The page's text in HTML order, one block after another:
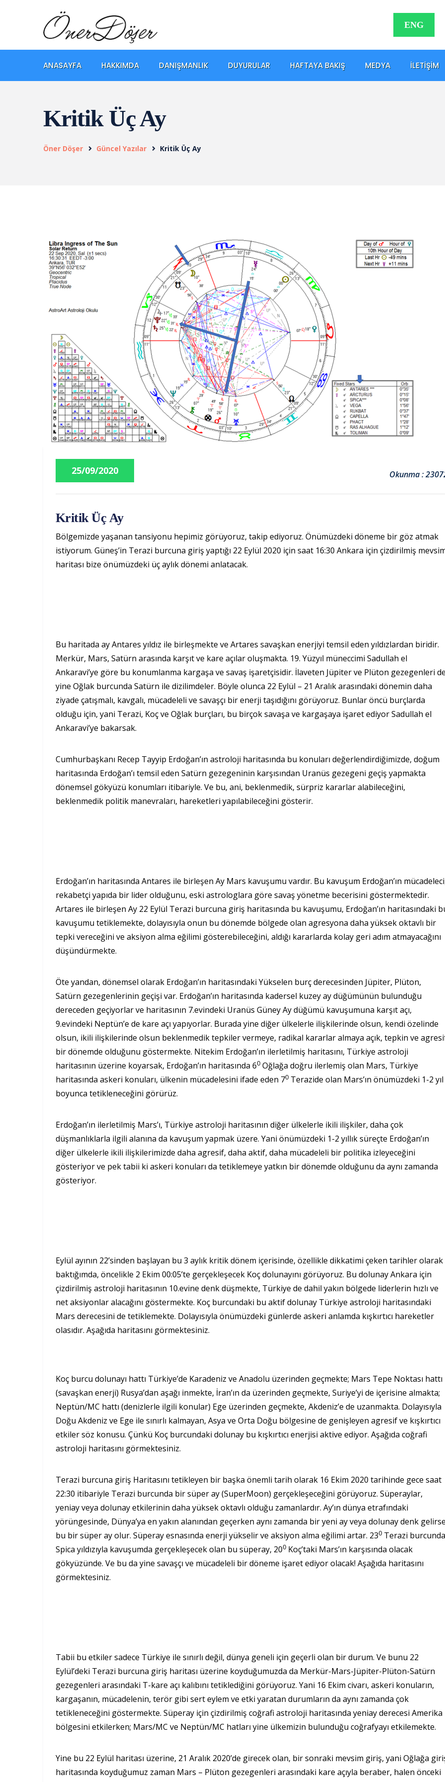
ENG
ANASAYFA HAKKIMDA DANIŞMANLIK DUYURULAR HAFTAYA BAKIŞ MEDYA İLETIŞIM
Kritik Üç Ay
Öner Döşer Güncel Yazılar Kritik Üç Ay
25/09/2020 Okunma :
Kritik Üç Ay
Bölgemizde yaşanan tansiyonu hepimiz görüyoruz, takip ediyoruz. Önümüzdeki döneme bir göz atmak
istiyorum. Güneş’in Terazi burcuna giriş yaptığı 22 Eylül 2020 için saat 16:30 Ankara için çizdirilmiş
haritası bize önümüzdeki üç aylık dönemi anlatacak.
Bu haritada ay Antares yıldız ile birleşmekte ve Artares savaşkan enerjiyi temsil eden yıldızlardan biridir.
Merkür, Mars, Satürn arasında karşıt ve kare açılar oluşmakta. 19. Yüzyıl müneccimi Sadullah el
Ankaravi’ye göre bu konumlanma kargaşa ve savaş işaretçisidir. İlaveten Jüpiter ve Plüton gezegenleri
yine Oğlak burcunda Satürn ile dizilimdeler. Böyle olunca 22 Eylül – 21 Aralık arasındaki dönemin daha
ziyade çatışmalı, kavgalı, mücadeleli ve savaşçı bir enerji taşıdığını görüyoruz. Bunlar öncü burçlarda
olduğu için, yani Terazi, Koç ve Oğlak burçları, bu birçok savaşa ve kargaşaya işaret ediyor Sadullah el
Ankaravi’ye bakarsak.
Cumhurbaşkanı Recep Tayyip Erdoğan’ın astroloji haritasında bu konuları değerlendirdiğimizde, doğum
haritasında Erdoğan’ı temsil eden Satürn gezegeninin karşısından Uranüs gezegeni geçiş yapmakta
dönemsel gökyüzü konumları itibariyle. Ve bu, ani, beklenmedik, sürpriz kararlar alabileceğini,
beklenmedik politik manevraları, hareketleri yapılabileceğini gösterir.
Erdoğan’ın haritasında Antares ile birleşen Ay Mars kavuşumu vardır. Bu kavuşum Erdoğan’ın
rekabetçi yapıda bir lider olduğunu, eski astrologlara göre savaş yönetme becerisini göstermektedir.
Artares ile birleşen Ay 22 Eylül Terazi burcuna giriş haritasında bu kavuşumu, Erdoğan’ın haritasındaki
kavuşumu tetiklemekte, dolayısıyla onun bu dönemde bölgede olan agresyona daha yüksek oktavlı bir
tepki vereceğini ve aksiyon alma eğilimi gösterebileceğini, aldığı kararlarda kolay geri adım atmayacağını
düşündürmekte.
Öte yandan, dönemsel olarak Erdoğan’ın haritasındaki Yükselen burç derecesinden Jüpiter, Plüton,
Satürn gezegenlerinin geçişi var. Erdoğan’ın haritasında kadersel kuzey ay düğümünün bulunduğu
dereceden geçiyorlar ve haritasının 7.evindeki Uranüs Güney Ay düğümü kavuşumuna karşıt açı,
9.evindeki Neptün’e de kare açı yapıyorlar. Burada yine diğer ülkelerle ilişkilerinde olsun, kendi özelinde
olsun, ikili ilişkilerinde olsun beklenmedik tepkiler vermeye, radikal kararlar almaya açık, tepkin ve
bir dönemde olduğunu göstermekte. Nitekim Erdoğan’ın ilerletilmiş haritasını, Türkiye astroloji
haritasının üzerine koyarsak, Erdoğan’ın haritasında 60 Oğlağa doğru ilerlemiş olan Mars, Türkiye
haritasında askeri konuları, ülkenin mücadelesini ifade eden 70 Terazide olan Mars’ın önümüzdeki 1-2 yıl
boyunca tetikleneceğini görürüz.
Erdoğan’ın ilerletilmiş Mars’ı, Türkiye astroloji haritasının diğer ülkelerle ikili ilişkiler, daha çok
düşmanlıklarla ilgili alanına da kavuşum yapmak üzere. Yani önümüzdeki 1-2 yıllık süreçte Erdoğan’ın
diğer ülkelerle ikili ilişkilerimizde daha agresif, daha aktif, daha mücadeleli bir politika izleyeceğini
gösteriyor ve pek tabii ki askeri konuları da tetiklemeye yatkın bir dönemde olduğunu da aynı zamanda
gösteriyor.
Eylül ayının 22’sinden başlayan bu 3 aylık kritik dönem içerisinde, özellikle dikkatimi çeken tarihler olarak
baktığımda, öncelikle 2 Ekim 00:05’te gerçekleşecek Koç dolunayını görüyoruz. Bu dolunay Ankara için
çizdirilmiş astroloji haritasının 10.evine denk düşmekte, Türkiye de dahil yakın bölgede liderlerin hızlı ve
net aksiyonlar alacağını göstermekte. Koç burcundaki bu aktif dolunay Türkiye astroloji haritasındaki
Mars derecesini de tetiklemekte. Dolayısıyla önümüzdeki günlerde askeri anlamda kışkırtıcı hareketler
olasıdır. Aşağıda haritasını görmektesiniz.
Koç burcu dolunayı hattı Türkiye’de Karadeniz ve Anadolu üzerinden geçmekte; Mars Tepe Noktası hattı
(savaşkan enerji) Rusya’dan aşağı inmekte, İran’ın da üzerinden geçmekte, Suriye’yi de içerisine almakta;
Neptün/MC hattı (denizlerle ilgili konular) Ege üzerinden geçmekte, Akdeniz’e de uzanmakta. Dolayısıyla
Doğu Akdeniz ve Ege ile sınırlı kalmayan, Asya ve Orta Doğu bölgesine de genişleyen agresif ve kışkırtıcı
etkiler söz konusu. Çünkü Koç burcundaki dolunay bu kışkırtıcı enerjisi aktive ediyor. Aşağıda coğrafi
astroloji haritasını görmektesiniz.
Terazi burcuna giriş Haritasını tetikleyen bir başka önemli tarih olarak 16 Ekim 2020 tarihinde gece saat
22:30 itibariyle Terazi burcunda bir süper ay (SuperMoon) gerçekleşeceğini görüyoruz. Süperaylar,
yeniay veya dolunay etkilerinin daha yüksek oktavlı olduğu zamanlardır. Ay’ın dünya etrafındaki
yörüngesinde, Dünya’ya en yakın alanından geçerken aynı zamanda bir yeni ay veya dolunay denk
bu bir süper ay olur. Süperay esnasında enerji yükselir ve aksiyon alma eğilimi artar. 230 Terazi burcunda
Spica yıldızıyla kavuşumda gerçekleşecek olan bu süperay, 200 Koç’taki Mars’ın karşısında olacak
gökyüzünde. Ve bu da yine savaşçı ve mücadeleli bir döneme işaret ediyor olacak! Aşağıda haritasını
görmektesiniz.
Tabii bu etkiler sadece Türkiye ile sınırlı değil, dünya geneli için geçerli olan bir durum. Ve bunu 22
Eylül’deki Terazi burcuna giriş haritası üzerine koyduğumuzda da Merkür-Mars-Jüpiter-Plüton-Satürn
gezegenleri arasındaki T-kare açı kalıbını tetiklediğini görüyoruz. Yani 16 Ekim civarı, askeri konuların,
kargaşanın, mücadelenin, terör gibi sert eylem ve etki yaratan durumların da aynı zamanda çok
tetikleneceğini göstermekte. Süperay için çizdirilmiş coğrafi astroloji haritasında yeniay derecesi Amerika
bölgesini etkilerken; Mars/MC ve Neptün/MC hatları yine ülkemizin bulunduğu coğrafyayı etkilemekte.
Yine bu 22 Eylül haritası üzerine, 21 Aralık 2020’de girecek olan, bir sonraki mevsim giriş, yani Oğlağa
haritasında koyduğumuz zaman Mars – Plüton gezegenleri arasındaki kare açıyla beraber, halen önceki